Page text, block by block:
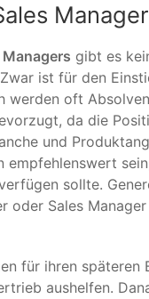
Managers gibt es
ist für den
werden oft
da die
und
empfehlenswert
sollte.
oder Sales
für ihren
aushelfen.